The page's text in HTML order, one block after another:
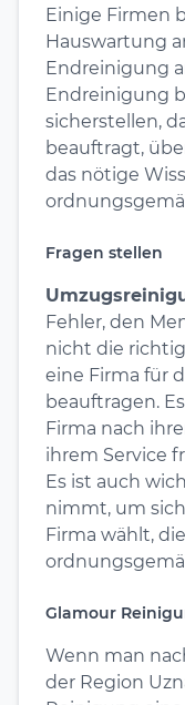
Einige Firmen
Hauswartung
Endreinigung
Endreinigung
sicherstellen,
beauftragt,
das nötige
Fragen stellen
Fehler, den
nicht die
eine Firma für
beauftragen.
Firma nach
ihrem Service
Es ist auch
nimmt, um
Firma wählt,
Glamour
Wenn man
der Region